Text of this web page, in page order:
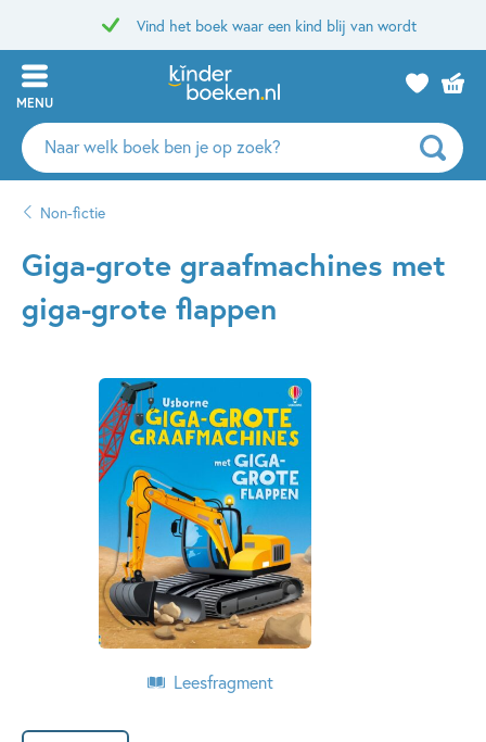
Vind het boek waar een kind blij van wordt
MENU
Zoeken
naar
auteurs
uitgevers
Non-fictie
Giga-grote graafmachines met
giga-grote flappen
Leesfragment